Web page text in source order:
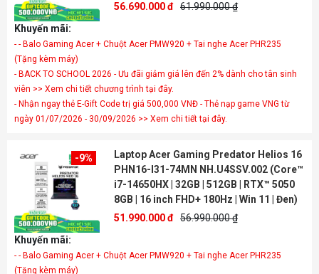
56.690.000 đ 61.990.000 ₫
Khuyến mãi:
- - Balo Gaming Acer + Chuột Acer PMW920 + Tai nghe Acer PHR235
(Tặng kèm máy)
- BACK TO SCHOOL 2026 - Ưu đãi giảm giá lên đến 2% dành cho tân sinh
viên >> Xem chi tiết chương trình tại đây.
- Nhận ngay thẻ E-Gift Code trị giá 500,000 VNĐ - Thẻ nạp game VNG từ
ngày 01/07/2026 - 30/09/2026 >> Xem chi tiết tại đây.
-9%
Laptop Acer Gaming Predator Helios 16
PHN16-I31-74MN NH.U4SSV.002 (Core™
i7-14650HX | 32GB | 512GB | RTX™ 5050
8GB | 16 inch FHD+ 180Hz | Win 11 | Đen)
51.990.000 đ 56.990.000 ₫
Khuyến mãi:
- - Balo Gaming Acer + Chuột Acer PMW920 + Tai nghe Acer PHR235